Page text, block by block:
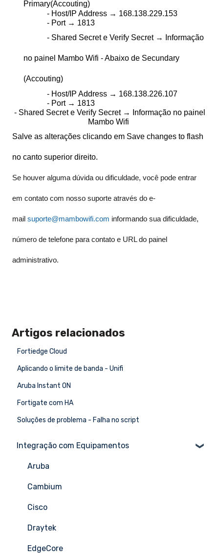
Primary(Accouting)
- Host/IP Address → 168.138.229.153
- Port → 1813
- Shared Secret e Verify Secret → Informação
no painel Mambo Wifi - Abaixo de Secundary
(Accouting)
- Host/IP Address → 168.138.226.107
- Port → 1813
- Shared Secret e Verify Secret → Informação no painel
Mambo Wifi
Salve as alterações clicando em Save changes to flash
no canto superior direito.
Se houver alguma dúvida ou dificuldade, você pode entrar
em contato com nosso suporte através do e-
mail suporte@mambowifi.com informando sua dificuldade,
número de telefone para contato e URL do painel
administrativo.
Artigos relacionados
Fortiedge Cloud
Aplicando o limite de banda - Unifi
Aruba Instant ON
Fortigate com HA
Soluções de problema - Falha no script
Integração com Equipamentos
Aruba
Cambium
Cisco
Draytek
EdgeCore